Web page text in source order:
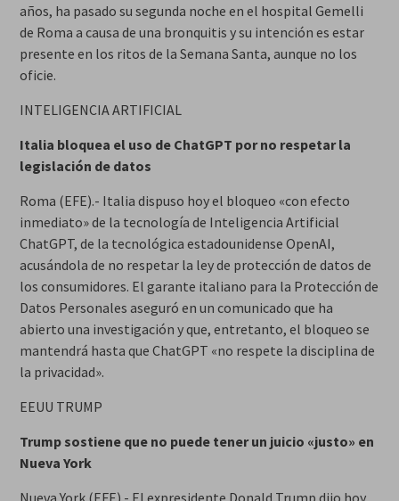
años, ha pasado su segunda noche en el hospital Gemelli
de Roma a causa de una bronquitis y su intención es estar
presente en los ritos de la Semana Santa, aunque no los
oficie.
INTELIGENCIA ARTIFICIAL
Italia bloquea el uso de ChatGPT por no respetar la
legislación de datos
Roma (EFE).- Italia dispuso hoy el bloqueo «con efecto
inmediato» de la tecnología de Inteligencia Artificial
ChatGPT, de la tecnológica estadounidense OpenAI,
acusándola de no respetar la ley de protección de datos de
los consumidores. El garante italiano para la Protección de
Datos Personales aseguró en un comunicado que ha
abierto una investigación y que, entretanto, el bloqueo se
mantendrá hasta que ChatGPT «no respete la disciplina de
la privacidad».
EEUU TRUMP
Trump sostiene que no puede tener un juicio «justo» en
Nueva York